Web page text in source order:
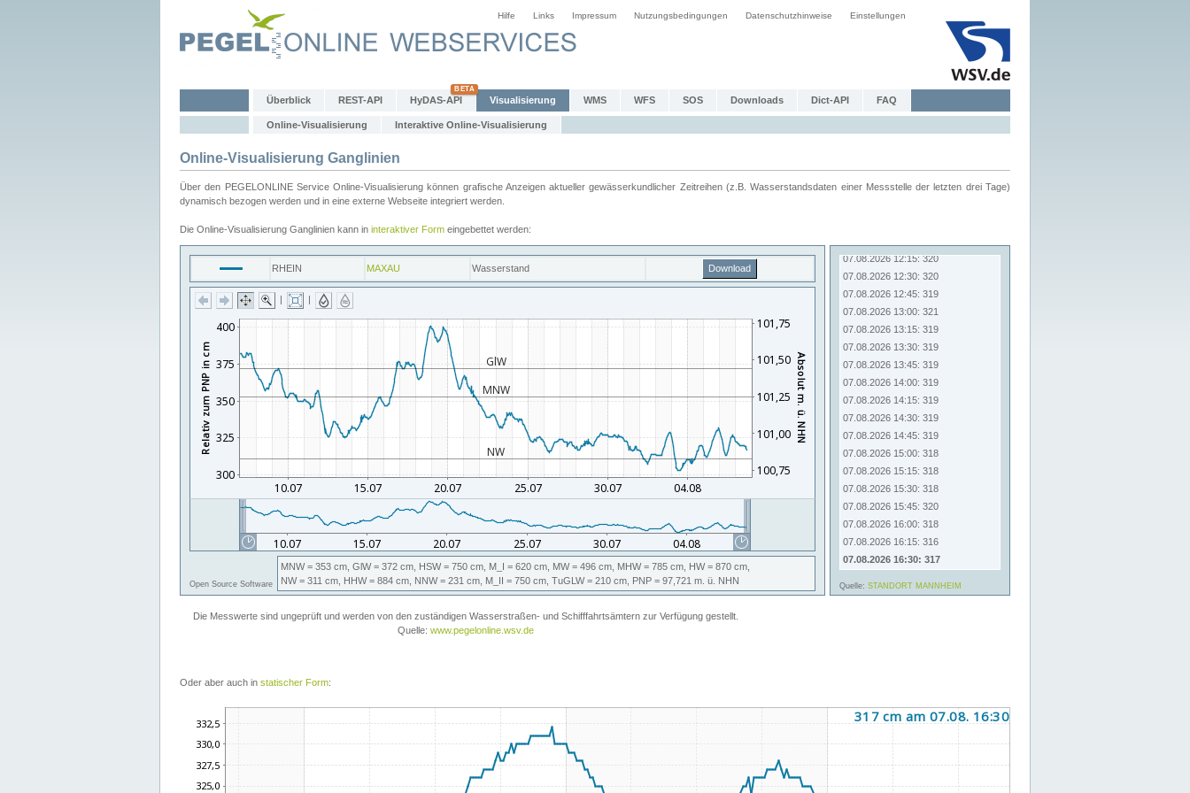
Hilfe Links Impressum Nutzungsbedingungen Datenschutzhinweise Einstellungen
Überblick REST-API HyDAS-API Visualisierung WMS WFS SOS Downloads Dict-API FAQ
Online-Visualisierung Interaktive Online-Visualisierung
Online-Visualisierung Ganglinien
Über den PEGELONLINE Service Online-Visualisierung können grafische Anzeigen aktueller gewässerkundlicher Zeitreihen (z.B. Wasserstandsdaten einer Messstelle der letzten drei Tage)
dynamisch bezogen werden und in eine externe Webseite integriert werden.
Die Online-Visualisierung Ganglinien kann in interaktiver Form eingebettet werden:
Oder aber auch in statischer Form: